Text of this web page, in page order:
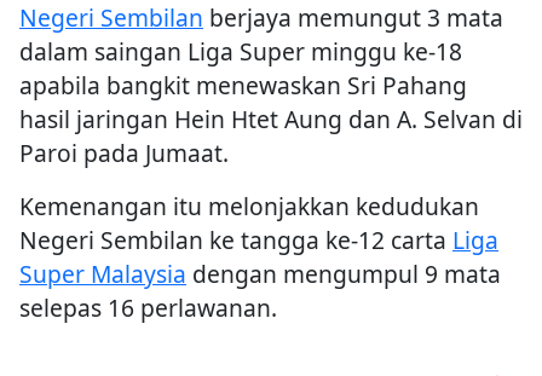
Negeri Sembilan berjaya memungut 3 mata
dalam saingan Liga Super minggu ke-18
apabila bangkit menewaskan Sri Pahang
hasil jaringan Hein Htet Aung dan A. Selvan di
Paroi pada Jumaat.
Kemenangan itu melonjakkan kedudukan
Negeri Sembilan ke tangga ke-12 carta Liga
Super Malaysia dengan mengumpul 9 mata
selepas 16 perlawanan.